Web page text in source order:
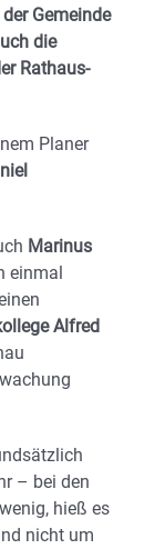
Gemeinde
die
Rathaus-
Planer
Marinus
einmal
Alfred
– bei den
hieß es
nicht um